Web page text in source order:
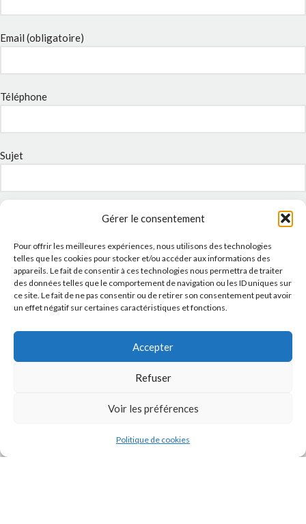
Gérer le consentement
Pour offrir les meilleures expériences, nous utilisons des technologies
telles que les cookies pour stocker et/ou accéder aux informations des
appareils. Le fait de consentir à ces technologies nous permettra de traiter
des données telles que le comportement de navigation ou les ID uniques sur
ce site. Le fait de ne pas consentir ou de retirer son consentement peut avoir
un effet négatif sur certaines caractéristiques et fonctions.
Accepter
Refuser
Voir les préférences
Politique de cookies
Email (obligatoire)
Téléphone
Sujet
Politique de confidentialité